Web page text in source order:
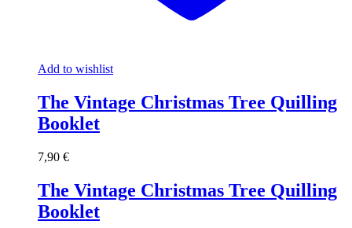
Add to wishlist
The Vintage Christmas Tree Quilling
Booklet
7,90 €
The Vintage Christmas Tree Quilling
Booklet